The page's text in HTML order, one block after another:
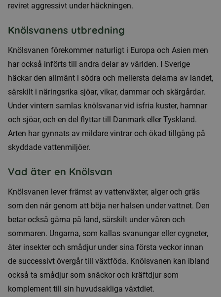
reviret aggressivt under häckningen.
Knölsvanens utbredning
Knölsvanen förekommer naturligt i Europa och Asien men
har också införts till andra delar av världen. I Sverige
häckar den allmänt i södra och mellersta delarna av landet,
särskilt i näringsrika sjöar, vikar, dammar och skärgårdar.
Under vintern samlas knölsvanar vid isfria kuster, hamnar
och sjöar, och en del flyttar till Danmark eller Tyskland.
Arten har gynnats av mildare vintrar och ökad tillgång på
skyddade vattenmiljöer.
Vad äter en Knölsvan
Knölsvanen lever främst av vattenväxter, alger och gräs
som den når genom att böja ner halsen under vattnet. Den
betar också gärna på land, särskilt under våren och
sommaren. Ungarna, som kallas svanungar eller cygneter,
äter insekter och smådjur under sina första veckor innan
de successivt övergår till växtföda. Knölsvanen kan ibland
också ta smådjur som snäckor och kräftdjur som
komplement till sin huvudsakliga växtdiet.